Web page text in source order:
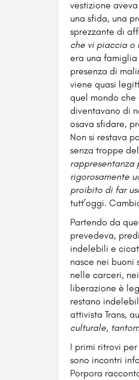
vestizione
una sfida, una
sprezzante di
che vi piaccia o
era una
presenza di
viene quasi
quel mondo che
diventavano di
osava sfidare,
Non si restava
senza troppe
rigorosamente
proibito di far
tutt’oggi.
Partendo da
prevedeva,
indelebili e
nasce nei buoni
nelle carceri,
liberazione è
restano
attivista Trans,
culturale,
I primi ritrovi
sono incontri
Porpora